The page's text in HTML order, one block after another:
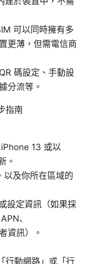
可以同時擁有多
更薄，但需電信商
碼設定、手動設
分流等。
指南
13 或以
。
以及你所在區域的
設定資訊（如果採
、
資訊）。
行動網路」或「行